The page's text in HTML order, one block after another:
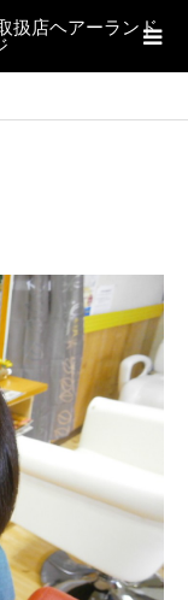
扱店ヘアーランド